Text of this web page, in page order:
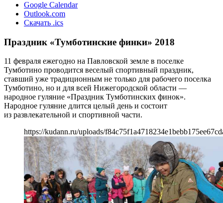
Google Calendar
Outlook.com
Скачать .ics
Праздник «Тумботинские финки» 2018
11 февраля ежегодно на Павловской земле в поселке
Тумботино проводится веселый спортивный праздник,
ставший уже традиционным не только для рабочего поселка
Тумботино, но и для всей Нижегородской области —
народное гуляние «Праздник Тумботинских финок».
Народное гуляние длится целый день и состоит
из развлекательной и спортивной части.
https://kudann.ru/uploads/